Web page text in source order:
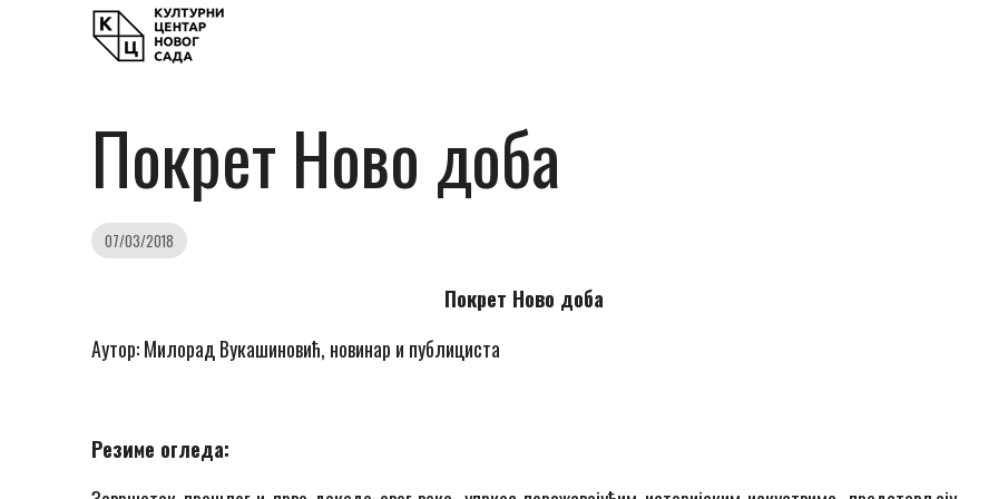
Покрет Ново доба
07/03/2018
Покрет Ново доба
Аутор: Милорад Вукашиновић, новинар и публициста
Резиме огледа: